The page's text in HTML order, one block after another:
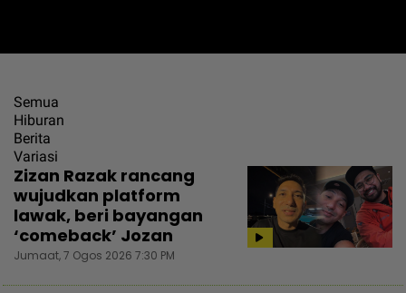
Semua
Hiburan
Berita
Variasi
Zizan Razak rancang
wujudkan platform
lawak, beri bayangan
‘comeback’ Jozan
Jumaat, 7 Ogos 2026 7:30 PM